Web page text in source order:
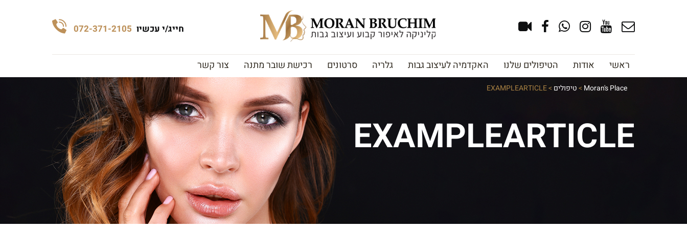
חייג/י עכשיו 072-371-2105
ראשי אודות הטיפולים שלנו האקדמיה לעיצוב גבות גלריה סרטונים רכישת שובר מתנה צור קשר
Moran's Place
>טיפולים >
EXAMPLEARTICLE
EXAMPLEARTICLE